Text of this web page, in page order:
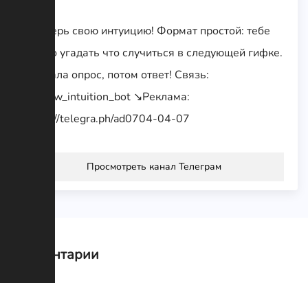
Проверь свою интуицию! Формат простой: тебе
нужно угадать что случиться в следующей гифке.
Сначала опрос, потом ответ! Связь:
@Show_intuition_bot ↘️Реклама:
https://telegra.ph/ad0704-04-07
Просмотреть канал Телеграм
Комментарии